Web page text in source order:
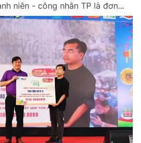
niên - công nhân TP là đơn...